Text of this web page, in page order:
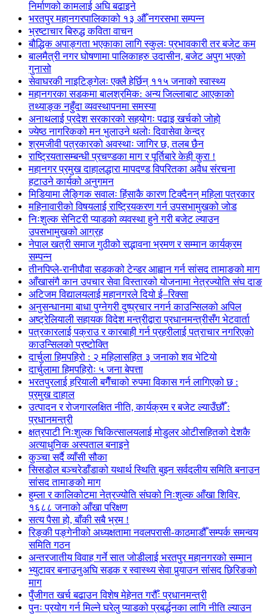
निर्माणको कामलाई अघि बढाइने
भरतपुर महानगरपालिकाको १३ औँ नगरसभा सम्पन्न
भ्रष्टाचार बिरुद्ध कविता वाचन
बौद्धिक अपाङ्गता भएकाका लागि स्कुलः प्रभावकारी तर बजेट कम
बालमैत्री नगर घोषणामा पालिकाहरु उदासीन, बजेट अपुग भएको
गुनासो
सेवाघरकी नाइटिङ्गेलः एक्लै हेर्छिन् ११५ जनाको स्वास्थ्य
महानगरका सडकमा बालश्रमिक: अन्य जिल्लाबाट आएकाको
तथ्याङ्क नहुँदा व्यवस्थापनमा समस्या
अनाथलाई प्रदेश सरकारको सहयोगः पढाइ खर्चको जोहो
ज्येष्ठ नागरिकको मन भुलाउने थलोः दिवासेवा केन्द्र
श्रमजीवी पत्रकारको अवस्थाः जागिर छ, तलब छैन
राष्ट्रियतासम्बन्धी प्रचण्डका माग र पूर्तिबारे केही कुरा !
महानगर प्रमुख दाहालद्धारा मापदण्ड विपरितका अवैध संरचना
हटाउने कार्यको अनुगमन
मिडियामा लैङ्गिक सवालः हिंसाकै कारण टिक्दैनन् महिला पत्रकार
महिनावारीको विषयलाई राष्ट्रियकरण गर्न उपसभामुखको जोड
निःशुल्क सेनिटरी प्याडको व्यवस्था हुने गरी बजेट ल्याउन
उपसभामुखको आग्रह
नेपाल खत्री समाज गुठीको सद्भावना भ्रमण र सम्मान कार्यक्रम
सम्पन्न
तीनपिप्ले-रानीपौवा सडकको टेन्डर आह्वान गर्न सांसद तामाङको माग
आँखासंगै कान उपचार सेवा विस्तारको योजनामा नेत्रज्योति संघ दाङ
अटिजम विद्यालयलाई महानगरले दियो ई–रिक्सा
अनुसन्धानमा बाधा पुग्नेगरी दुष्प्रचार नगर्न काउन्सिलको अपिल
अष्ट्रेलियाली सहायक विदेश मन्त्रीद्वारा प्रधानमन्त्रीसँग भेटवार्ता
पत्रकारलाई पक्राउ र कारबाही गर्न प्रहरीलाई पत्राचार नगरिएको
काउन्सिलको प्रष्टोक्ति
दार्चुला हिमपहिरो : २ महिलासहित ३ जनाको शव भेटियो
दार्चुलामा हिमपहिरोः ५ जना बेपत्ता
भरतपुरलाई हरियाली बगैँचाको रुपमा विकास गर्न लागिएको छ :
प्रमुख दाहाल
उत्पादन र रोजगारलक्षित नीति, कार्यक्रम र बजेट ल्याउँछौँ :
प्रधानमन्त्री
क्षत्रपाटी निःशुल्क चिकित्सालयलाई मोडुलर ओटीसहितको देशकै
अत्याधुनिक अस्पताल बनाइने
कुञ्चा सर्दै व्याँसी सौका
सिसडोल बञ्चरेडाँडाको यथार्थ स्थिति बुझ्न सर्वदलीय समिति बनाउन
सांसद तामाङको माग
हुम्ला र कालिकोटमा नेत्रज्योति संघको निःशुल्क आँखा शिविर,
१६८८ जनाको आँखा परिक्षण
सत्य पैसा हो, बाँकी सबै भ्रम !
रिङ्की पङ्गेनीको अध्यक्षतामा नवलपरासी-काठमाडौँ सम्पर्क समन्वय
समिति गठन
अन्तरजातीय विवाह गर्ने सात जोडीलाई भरतपुर महानगरको सम्मान
भ्युटावर बनाउनुअघि सडक र स्वास्थ्य सेवा पुर्‍याउन सांसद छिरिङको
माग
पुँजीगत खर्च बढाउन विशेष मेहेनत गरौँः प्रधानमन्त्री
पुनः प्रयोग गर्न मिल्ने घरेलु प्याडको प्रबर्द्धनका लागि नीति ल्याउन